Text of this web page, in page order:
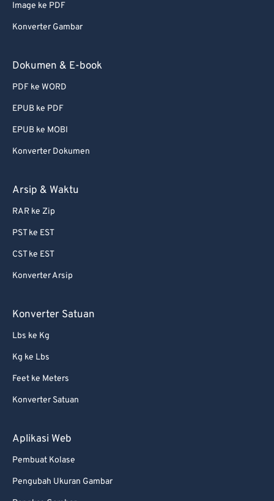
Image ke PDF
Konverter Gambar
Dokumen & E-book
PDF ke WORD
EPUB ke PDF
EPUB ke MOBI
Konverter Dokumen
Arsip & Waktu
RAR ke Zip
PST ke EST
CST ke EST
Konverter Arsip
Konverter Satuan
Lbs ke Kg
Kg ke Lbs
Feet ke Meters
Konverter Satuan
Aplikasi Web
Pembuat Kolase
Pengubah Ukuran Gambar